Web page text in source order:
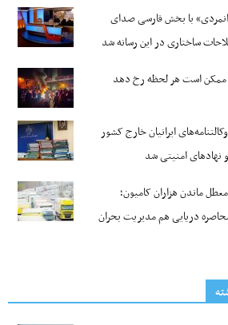
با بخش فارسی صدای
ساختاری در این رسانه شد
ممکن است هر لحظه رخ دهد
ایرانیان خارج کشور
نهادهای امنیتی شد
ماندن هزاران کامیون؛
دریایی هم مدیریت بحران